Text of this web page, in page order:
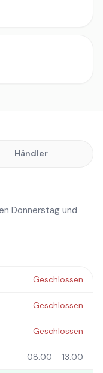
Händler
Donnerstag und
Geschlossen
Geschlossen
Geschlossen
08:00 – 13:00